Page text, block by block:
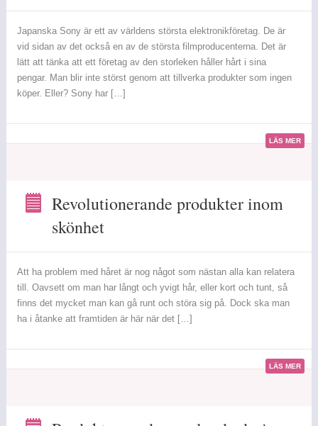
produkter
från
Japanska Sony är ett av världens största elektronikföretag. De är
vid sidan av det också en av de största filmproducenterna. Det är
lätt att tänka att ett företag av den storleken håller hårt i sina
pengar. Man blir inte störst genom att tillverka produkter som ingen
köper. Eller? Sony har […]
LÄS MER
Revolutionerande
produkter
Revolutionerande produkter inom
skönhet
Att ha problem med håret är nog något som nästan alla kan relatera
till. Oavsett om man har långt och yvigt hår, eller kort och tunt, så
finns det mycket man kan gå runt och störa sig på. Dock ska man
ha i åtanke att framtiden är här när det […]
LÄS MER